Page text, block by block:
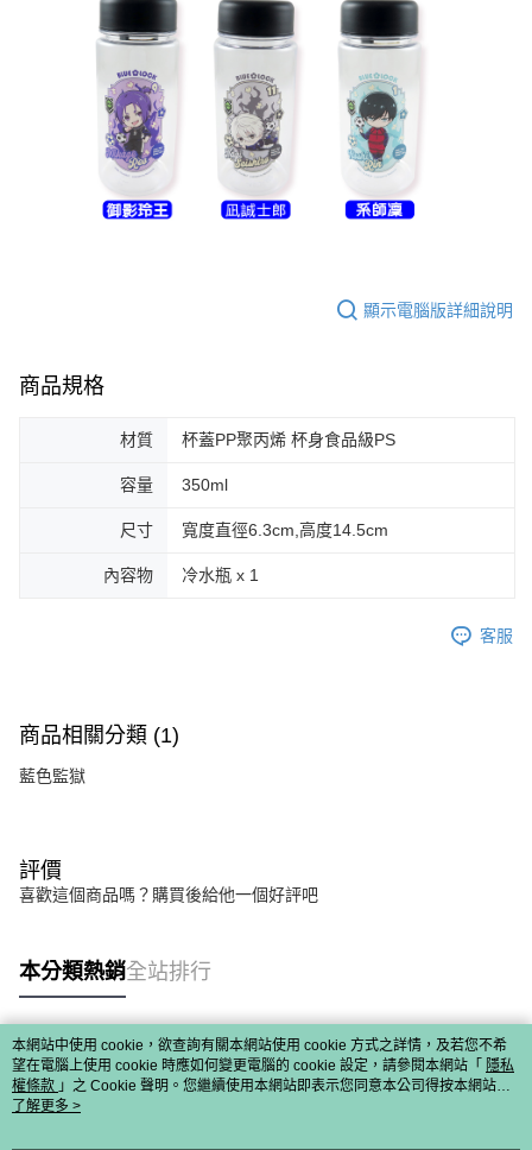
顯示電腦版詳細說明
商品規格
材質 杯蓋PP聚丙烯 杯身食品級PS
容量 350ml
尺寸 寬度直徑6.3cm,高度14.5cm
內容物 冷水瓶 x 1
客服
商品相關分類 (1)
藍色監獄
評價
喜歡這個商品嗎？購買後給他一個好評吧
本分類熱銷全站排行
熱門標籤
本網站中使用 cookie，欲查詢有關本網站使用 cookie 方式之詳情，及若您不希
望在電腦上使用 cookie 時應如何變更電腦的 cookie 設定，請參閱本網站「 隱私
權條款 」之 Cookie 聲明。您繼續使用本網站即表示您同意本公司得按本網站使
用條款之 Cookie 聲明使用 cookie。
了解更多 >